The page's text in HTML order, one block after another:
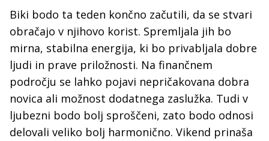
Biki bodo ta teden končno začutili, da se stvari
obračajo v njihovo korist. Spremljala jih bo
mirna, stabilna energija, ki bo privabljala dobre
ljudi in prave priložnosti. Na finančnem
področju se lahko pojavi nepričakovana dobra
novica ali možnost dodatnega zaslužka. Tudi v
ljubezni bodo bolj sproščeni, zato bodo odnosi
delovali veliko bolj harmonično. Vikend prinaša